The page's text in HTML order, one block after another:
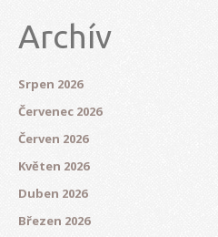
Archív
Srpen 2026
Červenec 2026
Červen 2026
Květen 2026
Duben 2026
Březen 2026